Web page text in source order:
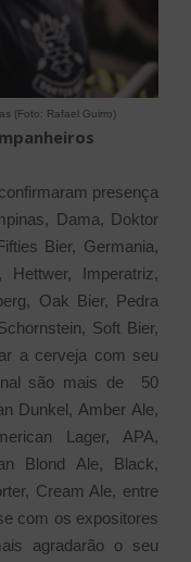
(Foto: Rafael Guirro)
presença
Dama, Doktor
Bier, Germania,
Imperatriz,
Oak Bier, Pedra
Soft Bier,
a cerveja com seu
são mais de 50
Dunkel, Amber Ale,
Lager, APA,
Blond Ale, Black,
Cream Ale, entre
com os expositores
agradarão o seu